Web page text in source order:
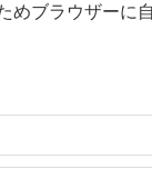
めブラウザーに